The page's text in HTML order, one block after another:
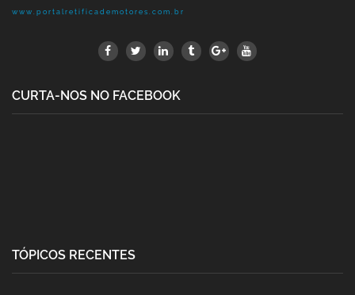
www.portalretificademotores.com.br
CURTA-NOS NO FACEBOOK
TÓPICOS RECENTES